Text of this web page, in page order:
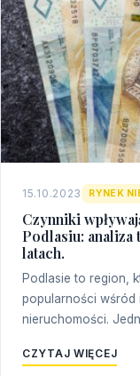
15.10.2023 RYNEK
Czynniki
Podlasiu:
latach.
Podlasie to region,
popularności wśród
nieruchomości.
CZYTAJ WIĘCEJ